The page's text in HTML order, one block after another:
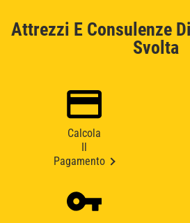
Attrezzi E Consulenze
Svolta
Calcola
Pagamento